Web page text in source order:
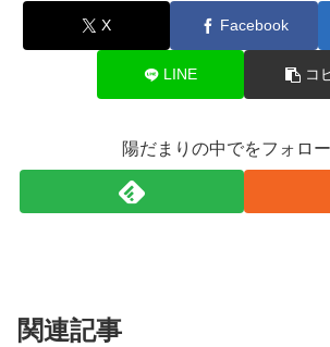
X Facebook
LINE コ
陽だまりの中でをフォロ
関連記事